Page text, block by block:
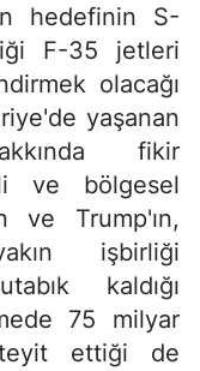
hedefinin S-
F-35 jetleri
olacağı
yaşanan
fikir
ve bölgesel
ve Trump'ın,
işbirliği
kaldığı
75 milyar
ettiği de